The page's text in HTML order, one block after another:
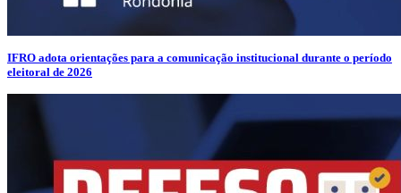
IFRO adota orientações para a comunicação institucional durante o período
eleitoral de 2026